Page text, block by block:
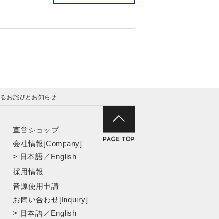
お詫びとお知らせ
直営ショップ
会社情報[Company]
> 日本語 ／ English
採用情報
音源使用申請
お問い合わせ[Inquiry]
> 日本語 ／ English